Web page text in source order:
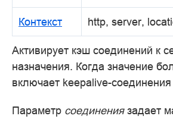
Контекст http, server,
Активирует кэш соединений к
назначения. Когда значение
включает keepalive-
Параметр соединениязадает